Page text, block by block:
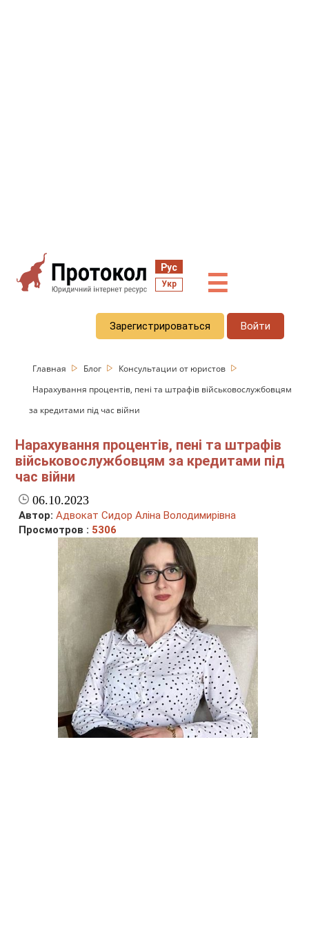
Рус
Укр ☰
Зарегистрироваться Войти
Главная Блог
Консультации от юристов
Нарахування процентів, пені та штрафів військовослужбовцям
за кредитами під час війни
Нарахування процентів, пені та штрафів
військовослужбовцям за кредитами під
час війни
06.10.2023
Автор: Адвокат Сидор Аліна Володимирівна
Просмотров : 5306